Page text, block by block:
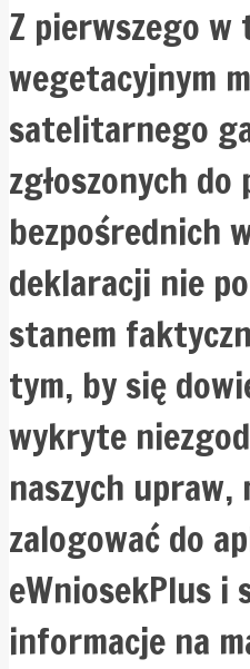
Z pierwszego w
wegetacyjnym
satelitarnego
zgłoszonych do
bezpośrednich
deklaracji nie
stanem
tym, by się
wykryte
naszych upraw,
zalogować do
eWniosekPlus i
informacje na